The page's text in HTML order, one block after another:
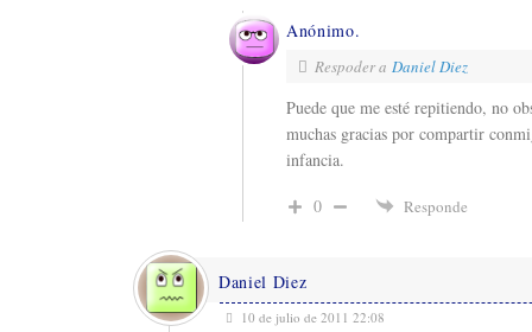
Anónimo.
Respoder a Daniel Diez
Puede que me esté repitiendo, no
muchas gracias por compartir
infancia.
0 Responde
Daniel Diez
10 de julio de 2011 22:08